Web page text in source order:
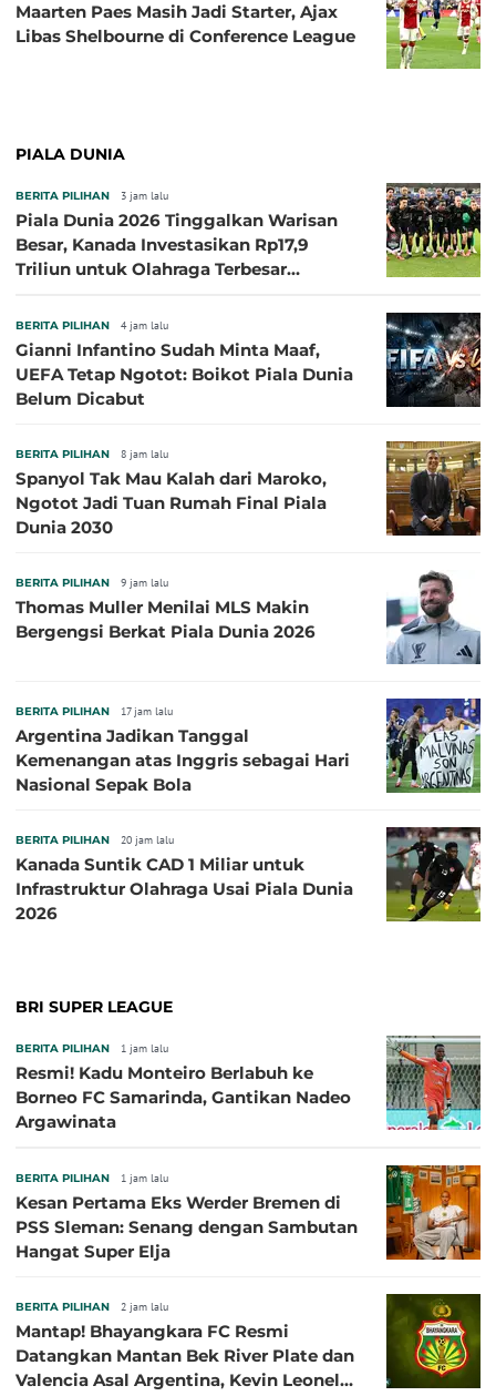
Maarten Paes Masih Jadi Starter, Ajax
Libas Shelbourne di Conference League
PIALA DUNIA
BERITA PILIHAN 3 jam lalu
Piala Dunia 2026 Tinggalkan Warisan
Besar, Kanada Investasikan Rp17,9
Triliun untuk Olahraga Terbesar
BERITA PILIHAN 4 jam lalu
Gianni Infantino Sudah Minta Maaf,
UEFA Tetap Ngotot: Boikot Piala Dunia
Belum Dicabut
BERITA PILIHAN 8 jam lalu
Spanyol Tak Mau Kalah dari Maroko,
Ngotot Jadi Tuan Rumah Final Piala
Dunia 2030
BERITA PILIHAN 9 jam lalu
Thomas Muller Menilai MLS Makin
Bergengsi Berkat Piala Dunia 2026
BERITA PILIHAN 17 jam lalu
Argentina Jadikan Tanggal
Kemenangan atas Inggris sebagai Hari
Nasional Sepak Bola
BERITA PILIHAN 20 jam lalu
Kanada Suntik CAD 1 Miliar untuk
Infrastruktur Olahraga Usai Piala Dunia
2026
BRI SUPER LEAGUE
BERITA PILIHAN 1 jam lalu
Resmi! Kadu Monteiro Berlabuh ke
Borneo FC Samarinda, Gantikan Nadeo
Argawinata
BERITA PILIHAN 1 jam lalu
Kesan Pertama Eks Werder Bremen di
PSS Sleman: Senang dengan Sambutan
Hangat Super Elja
BERITA PILIHAN 2 jam lalu
Mantap! Bhayangkara FC Resmi
Datangkan Mantan Bek River Plate dan
Valencia Asal Argentina, Kevin Leonel